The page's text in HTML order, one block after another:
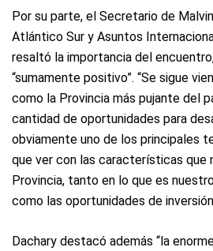
Por su parte, el Secretario de
Atlántico Sur y Asuntos
resaltó la importancia del
“sumamente positivo”. “Se sigue
como la Provincia más pujante del
cantidad de oportunidades para
obviamente uno de los principales
que ver con las características que
Provincia, tanto en lo que es
como las oportunidades de
Dachary destacó además “la